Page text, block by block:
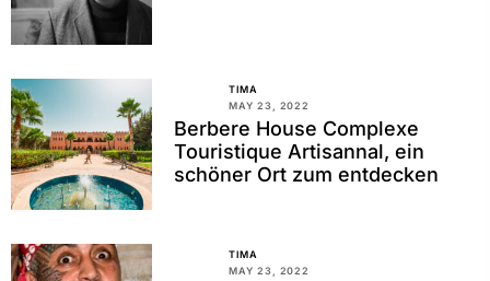
TIMA
MAY 23, 2022
Berbere House Complexe
Touristique Artisannal, ein
schöner Ort zum entdecken
TIMA
MAY 23, 2022